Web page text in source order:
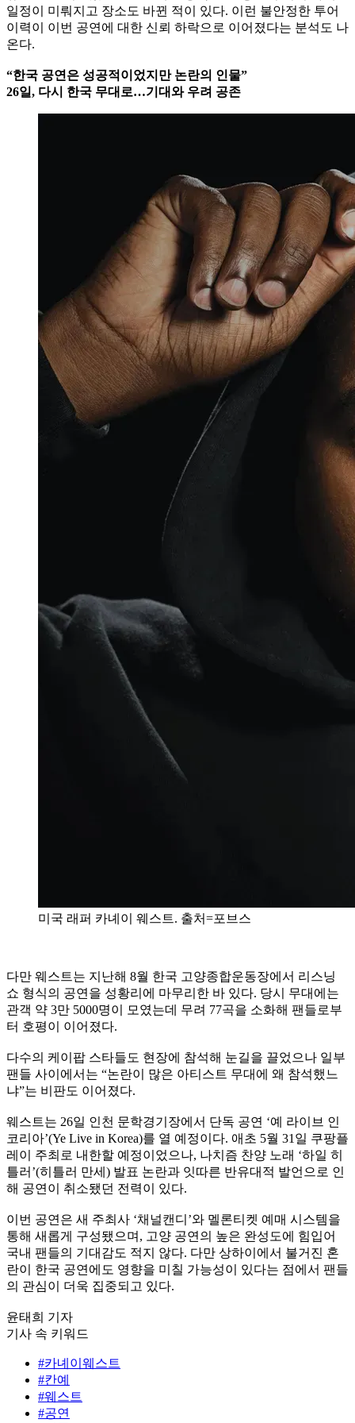
일정이 미뤄지고 장소도 바뀐 적이 있다. 이런 불안정한 투어
이력이 이번 공연에 대한 신뢰 하락으로 이어졌다는 분석도 나
온다.
“한국 공연은 성공적이었지만 논란의 인물”
26일, 다시 한국 무대로…기대와 우려 공존
미국 래퍼 카녜이 웨스트. 출처=포브스
다만 웨스트는 지난해 8월 한국 고양종합운동장에서 리스닝
쇼 형식의 공연을 성황리에 마무리한 바 있다. 당시 무대에는
관객 약 3만 5000명이 모였는데 무려 77곡을 소화해 팬들로부
터 호평이 이어졌다.
다수의 케이팝 스타들도 현장에 참석해 눈길을 끌었으나 일부
팬들 사이에서는 “논란이 많은 아티스트 무대에 왜 참석했느
냐”는 비판도 이어졌다.
웨스트는 26일 인천 문학경기장에서 단독 공연 ‘예 라이브 인
코리아’(Ye Live in Korea)를 열 예정이다. 애초 5월 31일 쿠팡플
레이 주최로 내한할 예정이었으나, 나치즘 찬양 노래 ‘하일 히
틀러’(히틀러 만세) 발표 논란과 잇따른 반유대적 발언으로 인
해 공연이 취소됐던 전력이 있다.
이번 공연은 새 주최사 ‘채널캔디’와 멜론티켓 예매 시스템을
통해 새롭게 구성됐으며, 고양 공연의 높은 완성도에 힘입어
국내 팬들의 기대감도 적지 않다. 다만 상하이에서 불거진 혼
란이 한국 공연에도 영향을 미칠 가능성이 있다는 점에서 팬들
의 관심이 더욱 집중되고 있다.
윤태희 기자
기사 속 키워드
#카녜이웨스트
#칸예
#웨스트
#공연